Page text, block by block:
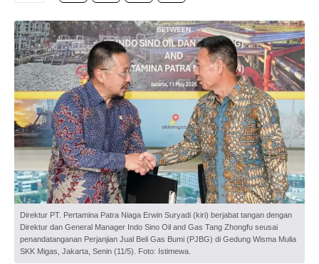
Direktur PT. Pertamina Patra Niaga Erwin Suryadi (kiri) berjabat tangan dengan
Direktur dan General Manager Indo Sino Oil and Gas Tang Zhongfu seusai
penandatanganan Perjanjian Jual Beli Gas Bumi (PJBG) di Gedung Wisma Mulia
SKK Migas, Jakarta, Senin (11/5). Foto: Istimewa.